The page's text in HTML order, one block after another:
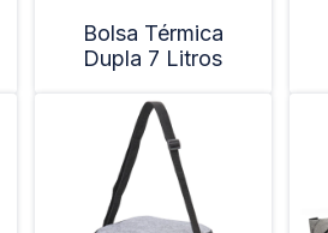
Bolsa Térmica
Dupla 7 Litros